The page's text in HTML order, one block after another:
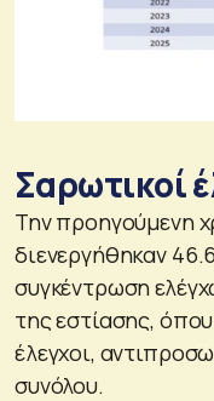
Σαρωτικοί
Την προηγούμενη
διενεργήθηκαν
συγκέντρωση
της εστίασης,
έλεγχοι,
συνόλου.